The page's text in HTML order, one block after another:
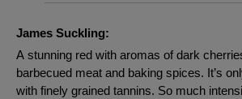
James Suckling:
A stunning red with aromas of dark
barbecued meat and baking spices. It’s
with finely grained tannins. So much